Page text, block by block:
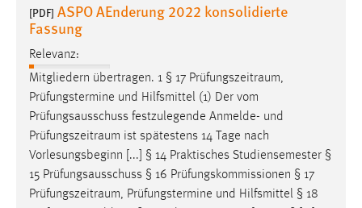
[PDF] ASPO AEnderung 2022 konsolidierte
Fassung
Relevanz:
Mitgliedern übertragen. 1 § 17 Prüfungszeitraum,
Prüfungstermine und Hilfsmittel (1) Der vom
Prüfungsausschuss festzulegende Anmelde- und
Prüfungszeitraum ist spätestens 14 Tage nach
Vorlesungsbeginn [...] § 14 Praktisches Studiensemester §
15 Prüfungsausschuss § 16 Prüfungskommissionen § 17
Prüfungszeitraum, Prüfungstermine und Hilfsmittel § 18